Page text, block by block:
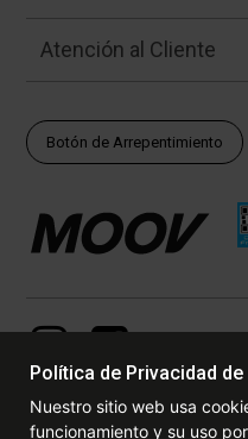
Atención al Cliente
Botón de Arrepentimiento
Política de Privacidad
Nuestro sitio web usa
funcionamiento y su uso